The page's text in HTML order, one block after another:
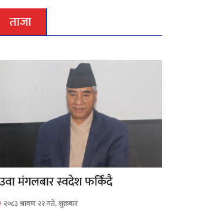
ताजा
मंगलबार स्वदेश फर्किंदै
२०८३ श्रावण २२ गते, शुक्रबार